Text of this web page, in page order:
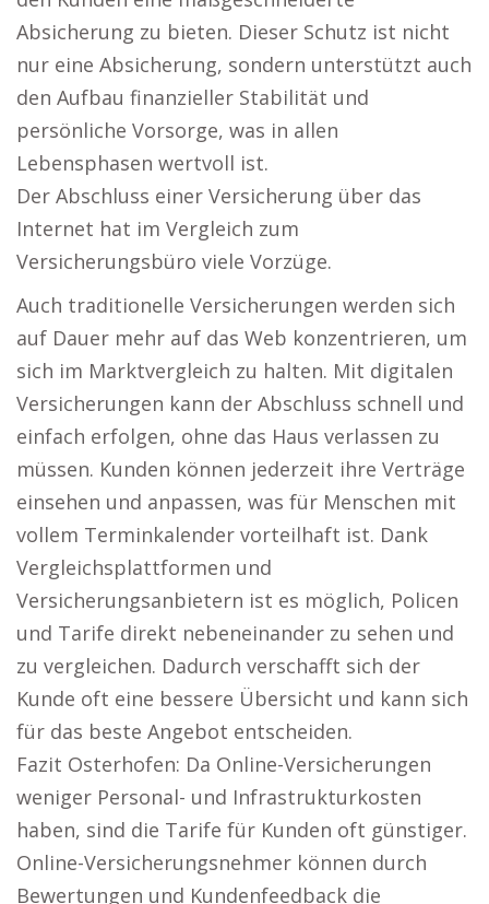
Absicherung zu bieten. Dieser Schutz ist nicht
nur eine Absicherung, sondern unterstützt auch
den Aufbau finanzieller Stabilität und
persönliche Vorsorge, was in allen
Lebensphasen wertvoll ist.
Der Abschluss einer Versicherung über das
Internet hat im Vergleich zum
Versicherungsbüro viele Vorzüge.
Auch traditionelle Versicherungen werden sich
auf Dauer mehr auf das Web konzentrieren, um
sich im Marktvergleich zu halten. Mit digitalen
Versicherungen kann der Abschluss schnell und
einfach erfolgen, ohne das Haus verlassen zu
müssen. Kunden können jederzeit ihre Verträge
einsehen und anpassen, was für Menschen mit
vollem Terminkalender vorteilhaft ist. Dank
Vergleichsplattformen und
Versicherungsanbietern ist es möglich, Policen
und Tarife direkt nebeneinander zu sehen und
zu vergleichen. Dadurch verschafft sich der
Kunde oft eine bessere Übersicht und kann sich
für das beste Angebot entscheiden.
Fazit Osterhofen: Da Online-Versicherungen
weniger Personal- und Infrastrukturkosten
haben, sind die Tarife für Kunden oft günstiger.
Online-Versicherungsnehmer können durch
Bewertungen und Kundenfeedback die